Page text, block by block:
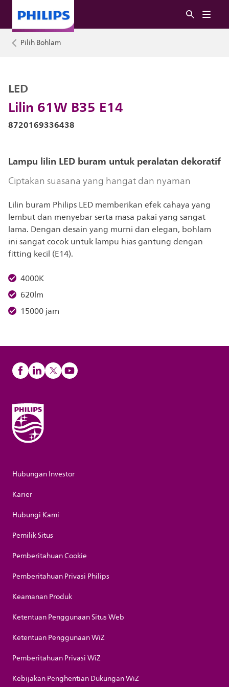
Pilih Bohlam
Lilin 61W B35 E14
LED
8720169336438
Lampu lilin LED buram untuk peralatan dekoratif
Ciptakan suasana yang hangat dan nyaman
Lilin buram Philips LED memberikan efek cahaya yang
lembut dan menyebar serta masa pakai yang sangat
lama. Dengan desain yang murni dan elegan, bohlam
ini sangat cocok untuk lampu hias gantung dengan
fitting kecil (E14).
4000K
620lm
15000 jam
Hubungan Investor
Karier
Hubungi Kami
Pemilik Situs
Pemberitahuan Cookie
Pemberitahuan Privasi Philips
Keamanan Produk
Ketentuan Penggunaan Situs Web
Ketentuan Penggunaan WiZ
Pemberitahuan Privasi WiZ
Kebijakan Penghentian Dukungan WiZ